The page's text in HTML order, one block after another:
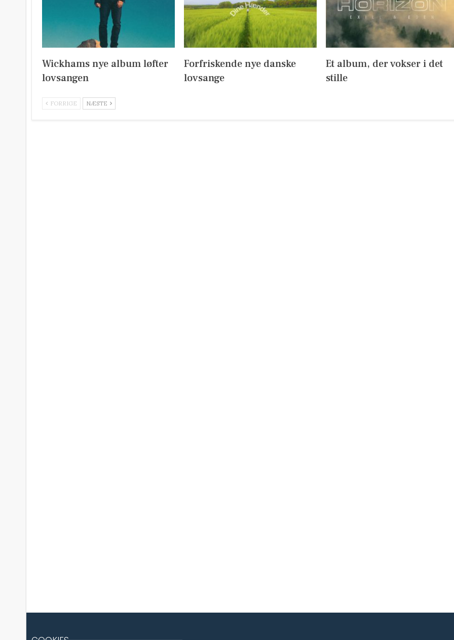
Wickhams nye album løfter
lovsangen
Forfriskende nye danske
lovsange
Et album, der vokser i det
stille
FORRIGE NÆSTE